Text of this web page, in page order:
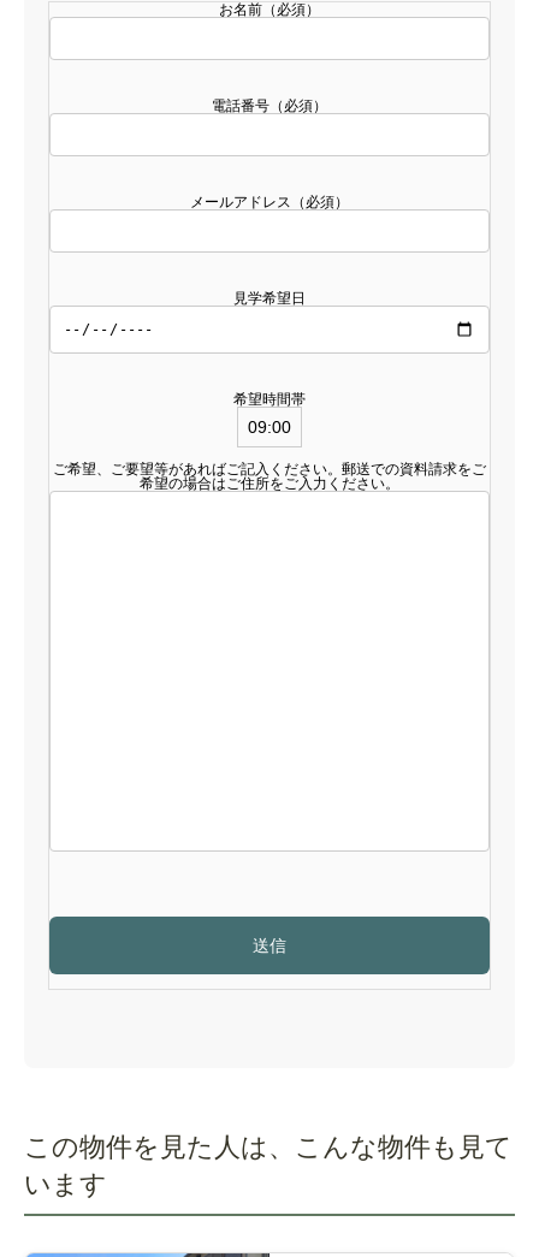
お名前（必須）
電話番号（必須）
メールアドレス（必須）
見学希望日
希望時間帯
ご希望、ご要望等があればご記入ください。郵送での資料請求をご
希望の場合はご住所をご入力ください。
この物件を見た人は、こんな物件も見て
います